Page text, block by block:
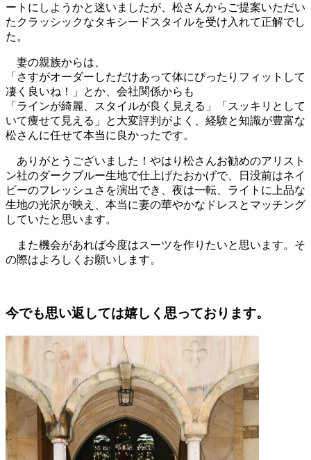
ートにしようかと迷いましたが、松さんからご提案いただい
たクラッシックなタキシードスタイルを受け入れて正解でし
た。
妻の親族からは、
「さすがオーダーしただけあって体にぴったりフィットして
凄く良いね！」とか、会社関係からも
「ラインが綺麗、スタイルが良く見える」「スッキリとして
いて痩せて見える」と大変評判がよく、経験と知識が豊富な
松さんに任せて本当に良かったです。
ありがとうございました！やはり松さんお勧めのアリスト
ン社のダークブルー生地で仕上げたおかげで、日没前はネイ
ビーのフレッシュさを演出でき、夜は一転、ライトに上品な
生地の光沢が映え、本当に妻の華やかなドレスとマッチング
していたと思います。
また機会があれば今度はスーツを作りたいと思います。そ
の際はよろしくお願いします。
今でも思い返しては嬉しく思っております。